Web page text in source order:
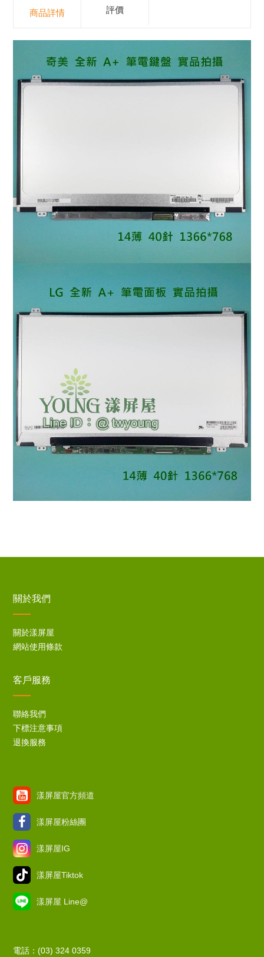
商品詳情 評價
關於我們
關於漾屏屋
網站使用條款
客戶服務
聯絡我們
下標注意事項
退換服務
漾屏屋官方頻道
漾屏屋粉絲團
漾屏屋IG
漾屏屋Tiktok
漾屏屋 Line@
電話：(03) 324 0359